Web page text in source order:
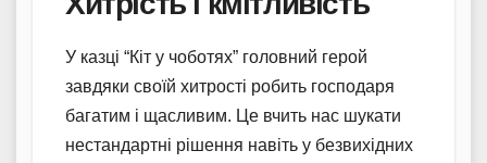
У казці “Кіт у чоботях” головний герой
завдяки своїй хитрості робить господаря
багатим і щасливим. Це вчить нас шукати
нестандартні рішення навіть у безвихідних